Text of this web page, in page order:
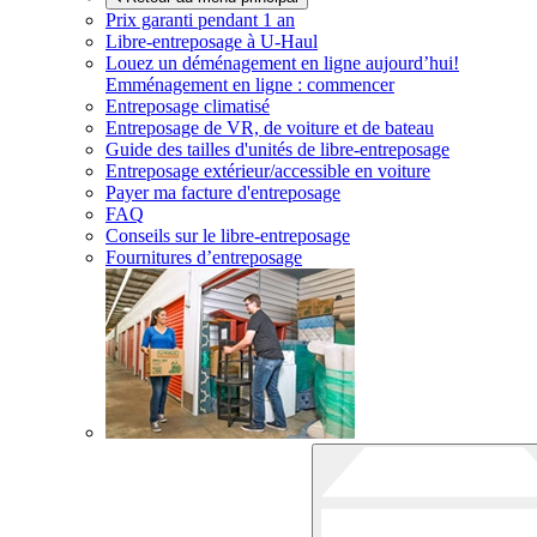
Prix garanti pendant 1 an
Libre-entreposage à U-Haul
Louez un déménagement en ligne aujourd’hui!
Emménagement en ligne : commencer
Entreposage climatisé
Entreposage de VR, de voiture et de bateau
Guide des tailles d'unités de libre-entreposage
Entreposage extérieur/accessible en voiture
Payer ma facture d'entreposage
FAQ
Conseils sur le libre-entreposage
Fournitures d’entreposage